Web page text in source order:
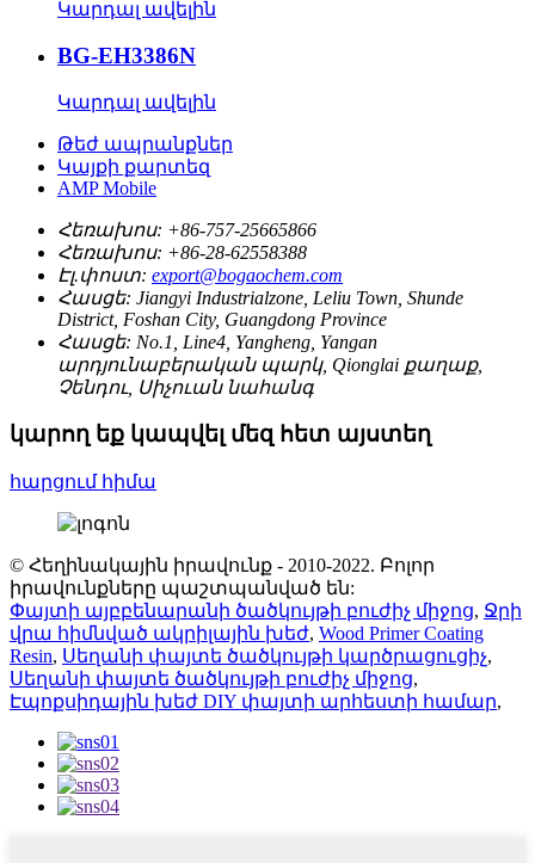
Կարդալ ավելին
BG-EH3386N
Կարդալ ավելին
Թեժ ապրանքներ
Կայքի քարտեզ
AMP Mobile
Հեռախոս: +86-757-25665866
Հեռախոս: +86-28-62558388
Էլ.փոստ: export@bogaochem.com
Հասցե: Jiangyi Industrialzone, Leliu Town, Shunde
District, Foshan City, Guangdong Province
Հասցե: No.1, Line4, Yangheng, Yangan
արդյունաբերական պարկ, Qionglai քաղաք,
Չենդու, Սիչուան նահանգ
կարող եք կապվել մեզ հետ այստեղ
հարցում հիմա
© Հեղինակային իրավունք - 2010-2022. Բոլոր
իրավունքները պաշտպանված են:
Փայտի այբբենարանի ծածկույթի բուժիչ միջոց, Ջրի
վրա հիմնված ակրիլային խեժ, Wood Primer Coating
Resin, Սեղանի փայտե ծածկույթի կարծրացուցիչ,
Սեղանի փայտե ծածկույթի բուժիչ միջոց,
Էպոքսիդային խեժ DIY փայտի արհեստի համար,